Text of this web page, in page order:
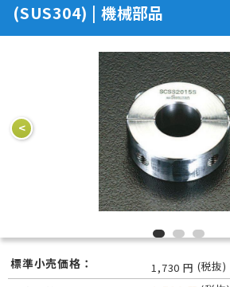
(SUS304) | 機械部品
<
標準小売価格： 1,730 円 (税抜)